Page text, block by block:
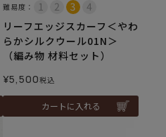
難易度：
リーフエッジスカーフ＜やわ
らかシルクウール01N＞
（編み物 材料セット）
¥5,500税込
カートに入れる